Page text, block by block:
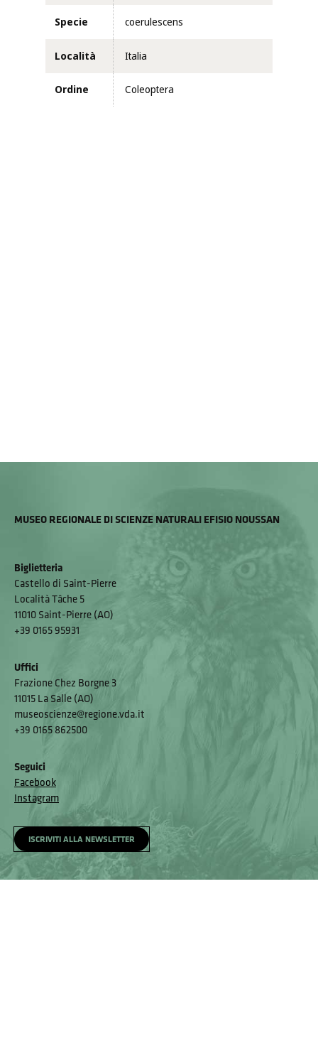
Specie coerulescens
Località Italia
Ordine Coleoptera
MUSEO REGIONALE DI SCIENZE NATURALI EFISIO NOUSSAN
Biglietteria
Castello di Saint-Pierre
Località Tâche 5
11010 Saint-Pierre (AO)
+39 0165 95931
Uffici
Frazione Chez Borgne 3
11015 La Salle (AO)
museoscienze@regione.vda.it
+39 0165 862500
Seguici
Facebook
Instagram
ISCRIVITI ALLA NEWSLETTER